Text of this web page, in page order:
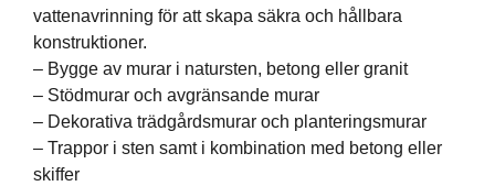
vattenavrinning för att skapa säkra och hållbara
konstruktioner.
– Bygge av murar i natursten, betong eller granit
– Stödmurar och avgränsande murar
– Dekorativa trädgårdsmurar och planteringsmurar
– Trappor i sten samt i kombination med betong eller
skiffer